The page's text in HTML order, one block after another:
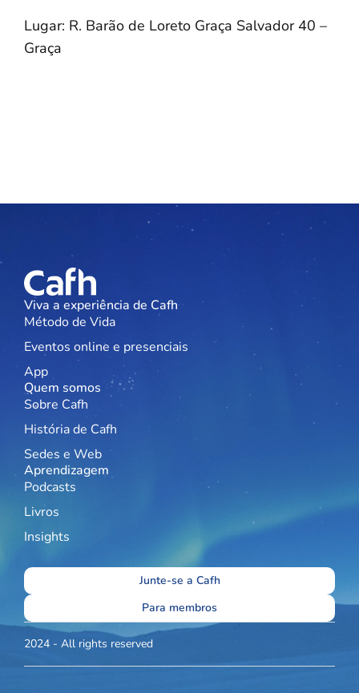
Lugar: R. Barão de Loreto Graça Salvador 40 –
Graça
Viva a experiência de Cafh
Método de Vida
Eventos online e presenciais
App
Quem somos
Sobre Cafh
História de Cafh
Sedes e Web
Aprendizagem
Podcasts
Livros
Insights
Junte-se a Cafh
Para membros
2024 - All rights reserved